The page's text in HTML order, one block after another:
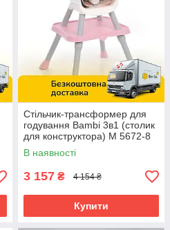
Стільчик-трансформер для
годування Bambi 3в1 (столик
для конструктора) M 5672-8
Рожевий
В наявності
3 157 ₴ 4 154 ₴
Купити